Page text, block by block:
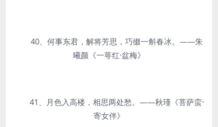
40、何事东君，解将芳思，巧缀一斛春冰。——朱
曦颜《一萼红·盆梅》
41、月色入高楼，相思两处愁。——秋瑾《菩萨蛮·
寄女伴》